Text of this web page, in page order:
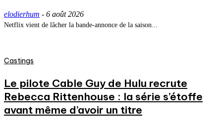
elodierhum - 6 août 2026
Netflix vient de lâcher la bande-annonce de la saison...
Castings
Le pilote Cable Guy de Hulu recrute
Rebecca Rittenhouse : la série s’étoffe
avant même d’avoir un titre